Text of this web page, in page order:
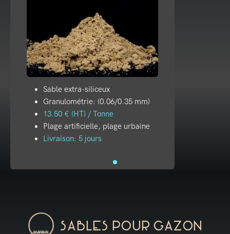
Sable extra-siliceux
Granulométrie: (0.06/0.35 mm)
13.50 € (HT) / Tonne
Plage artificielle, plage urbaine
Livraison: 5 jours
Sables pour gazon